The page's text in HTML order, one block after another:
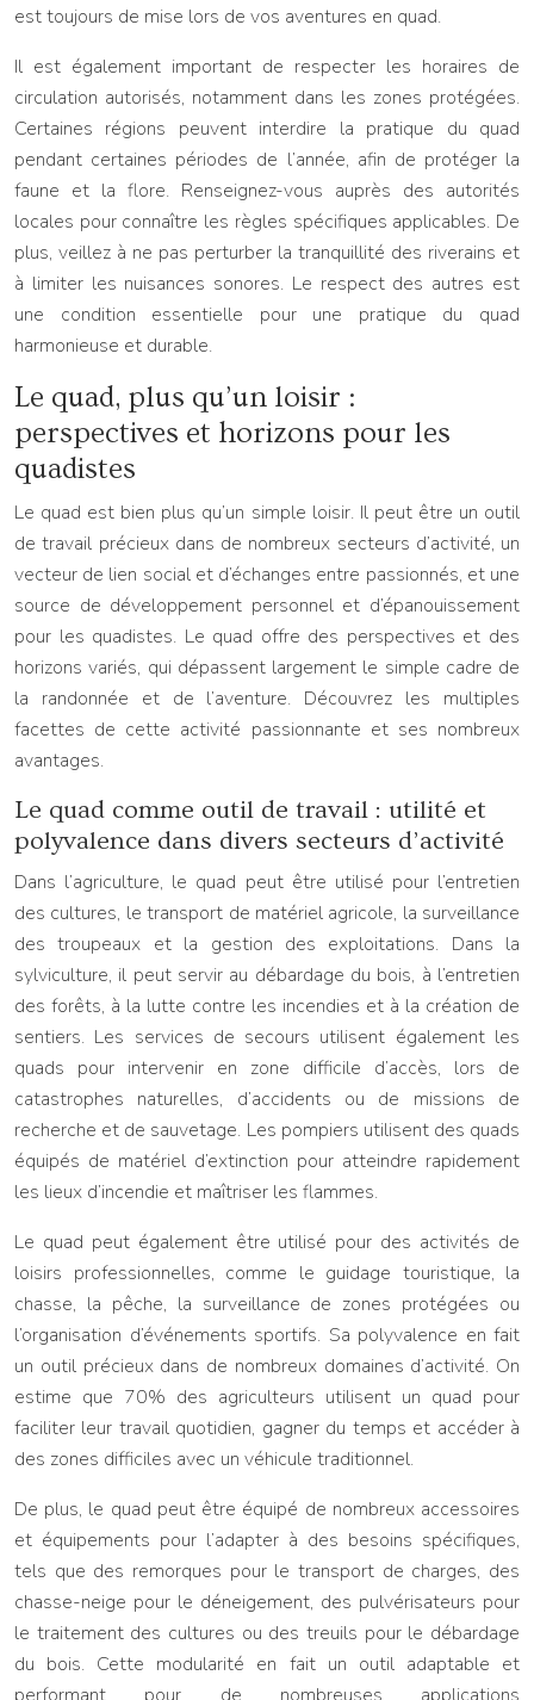
est toujours de mise lors de vos aventures en quad.
Il est également important de respecter les horaires de
circulation autorisés, notamment dans les zones protégées.
Certaines régions peuvent interdire la pratique du quad
pendant certaines périodes de l’année, afin de protéger la
faune et la flore. Renseignez-vous auprès des autorités
locales pour connaître les règles spécifiques applicables. De
plus, veillez à ne pas perturber la tranquillité des riverains et
à limiter les nuisances sonores. Le respect des autres est
une condition essentielle pour une pratique du quad
harmonieuse et durable.
Le quad, plus qu’un loisir :
perspectives et horizons pour les
quadistes
Le quad est bien plus qu’un simple loisir. Il peut être un outil
de travail précieux dans de nombreux secteurs d’activité, un
vecteur de lien social et d’échanges entre passionnés, et une
source de développement personnel et d’épanouissement
pour les quadistes. Le quad offre des perspectives et des
horizons variés, qui dépassent largement le simple cadre de
la randonnée et de l’aventure. Découvrez les multiples
facettes de cette activité passionnante et ses nombreux
avantages.
Le quad comme outil de travail : utilité et
polyvalence dans divers secteurs d’activité
Dans l’agriculture, le quad peut être utilisé pour l’entretien
des cultures, le transport de matériel agricole, la surveillance
des troupeaux et la gestion des exploitations. Dans la
sylviculture, il peut servir au débardage du bois, à l’entretien
des forêts, à la lutte contre les incendies et à la création de
sentiers. Les services de secours utilisent également les
quads pour intervenir en zone difficile d’accès, lors de
catastrophes naturelles, d’accidents ou de missions de
recherche et de sauvetage. Les pompiers utilisent des quads
équipés de matériel d’extinction pour atteindre rapidement
les lieux d’incendie et maîtriser les flammes.
Le quad peut également être utilisé pour des activités de
loisirs professionnelles, comme le guidage touristique, la
chasse, la pêche, la surveillance de zones protégées ou
l’organisation d’événements sportifs. Sa polyvalence en fait
un outil précieux dans de nombreux domaines d’activité. On
estime que 70% des agriculteurs utilisent un quad pour
faciliter leur travail quotidien, gagner du temps et accéder à
des zones difficiles avec un véhicule traditionnel.
De plus, le quad peut être équipé de nombreux accessoires
et équipements pour l’adapter à des besoins spécifiques,
tels que des remorques pour le transport de charges, des
chasse-neige pour le déneigement, des pulvérisateurs pour
le traitement des cultures ou des treuils pour le débardage
du bois. Cette modularité en fait un outil adaptable et